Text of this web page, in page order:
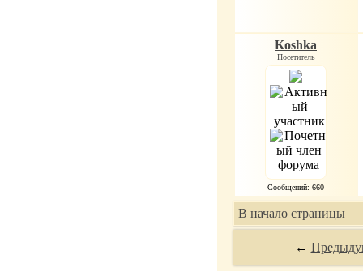
Koshka
Посетитель
Сообщений: 660
В начало страницы
←